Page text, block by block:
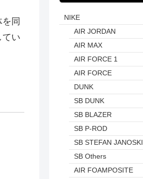
同
てい
NIKE
AIR JORDAN
AIR MAX
AIR FORCE 1
AIR FORCE
DUNK
SB DUNK
SB BLAZER
SB P-ROD
SB STEFAN JANOSKI
SB Others
AIR FOAMPOSITE